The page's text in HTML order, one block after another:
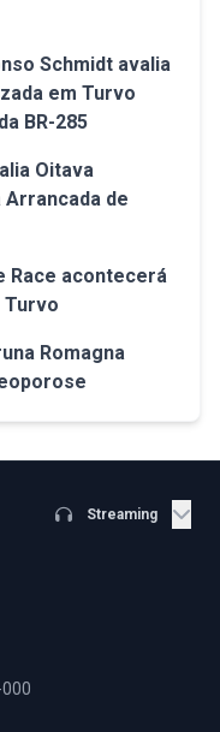
Schmidt avalia
em Turvo
BR-285
Oitava
de
Race acontecerá
Turvo
Romagna
Streaming